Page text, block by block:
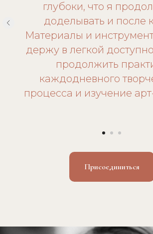
глубоки, что я
доделывать и после
Материалы и
держу в легкой
продолжить
каждодневного
процесса и изучение
Присоединиться